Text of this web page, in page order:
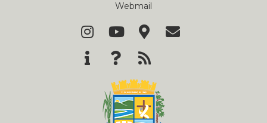
Webmail